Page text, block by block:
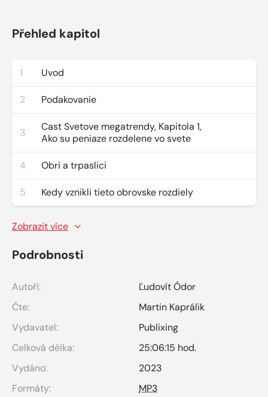
Přehled kapitol
1 Uvod
2 Podakovanie
3
Cast Svetove megatrendy, Kapitola 1,
Ako su peniaze rozdelene vo svete
4 Obri a trpaslici
5 Kedy vznikli tieto obrovske rozdiely
Zobrazit více
Podrobnosti
Autoři:
Ľudovít Ódor
Čte:
Martin Kaprálik
Vydavatel:
Publixing
Celková délka:
25:06:15 hod.
Vydáno:
2023
Formáty:
MP3